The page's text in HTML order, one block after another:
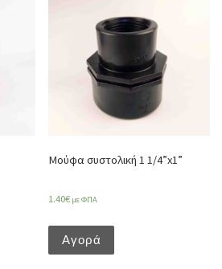
Μούφα συστολική 1 1/4”x1”
1.40€ με ΦΠΑ
Αγορά